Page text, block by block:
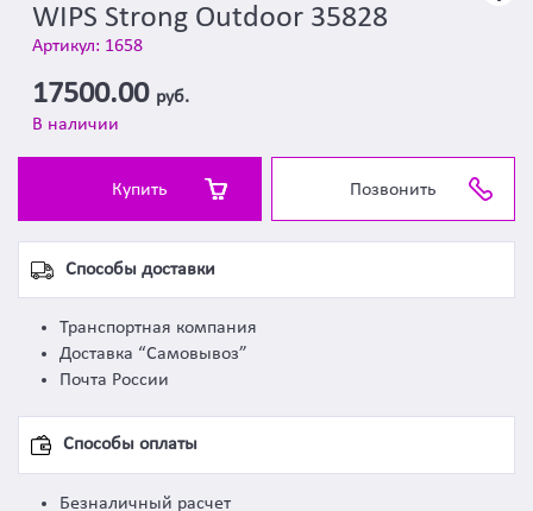
WIPS Strong Outdoor 35828
Артикул: 1658
17500.00 руб.
В наличии
Купить Позвонить
Способы доставки
Транспортная компания
Доставка “Самовывоз”
Почта России
Способы оплаты
Безналичный расчет